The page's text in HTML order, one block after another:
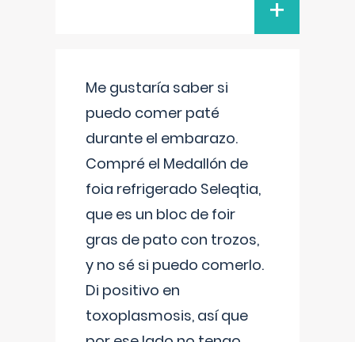
+
Me gustaría saber si
puedo comer paté
durante el embarazo.
Compré el Medallón de
foia refrigerado Seleqtia,
que es un bloc de foir
gras de pato con trozos,
y no sé si puedo comerlo.
Di positivo en
toxoplasmosis, así que